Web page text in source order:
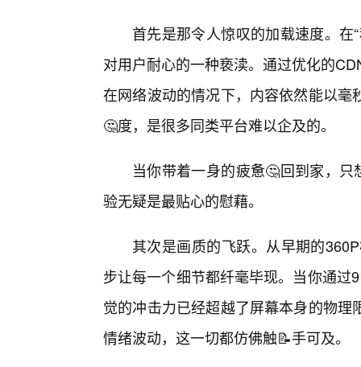
首先是那令人惊叹的加载速度。在
对用户耐心的一种亵渎。通过优化的
在网络波动的情况下，内容依然能以
🤔度，是很多同类平台难以企及的。
当你带着一身的疲惫🤔回到家，
验无疑是最贴心的慰藉。
其次是画质的飞跃。从早期的
步让每一个细节都纤毫毕现。当你通
觉的冲击力已经超越了屏幕本身的物
情绪波动，这一切都仿佛触📝手可及。